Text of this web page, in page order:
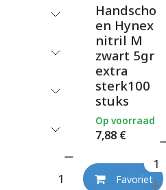
Handscho
en Hynex
nitril M
zwart 5gr
extra
sterk100
stuks
7,88 €
Op voorraad
Favoriet